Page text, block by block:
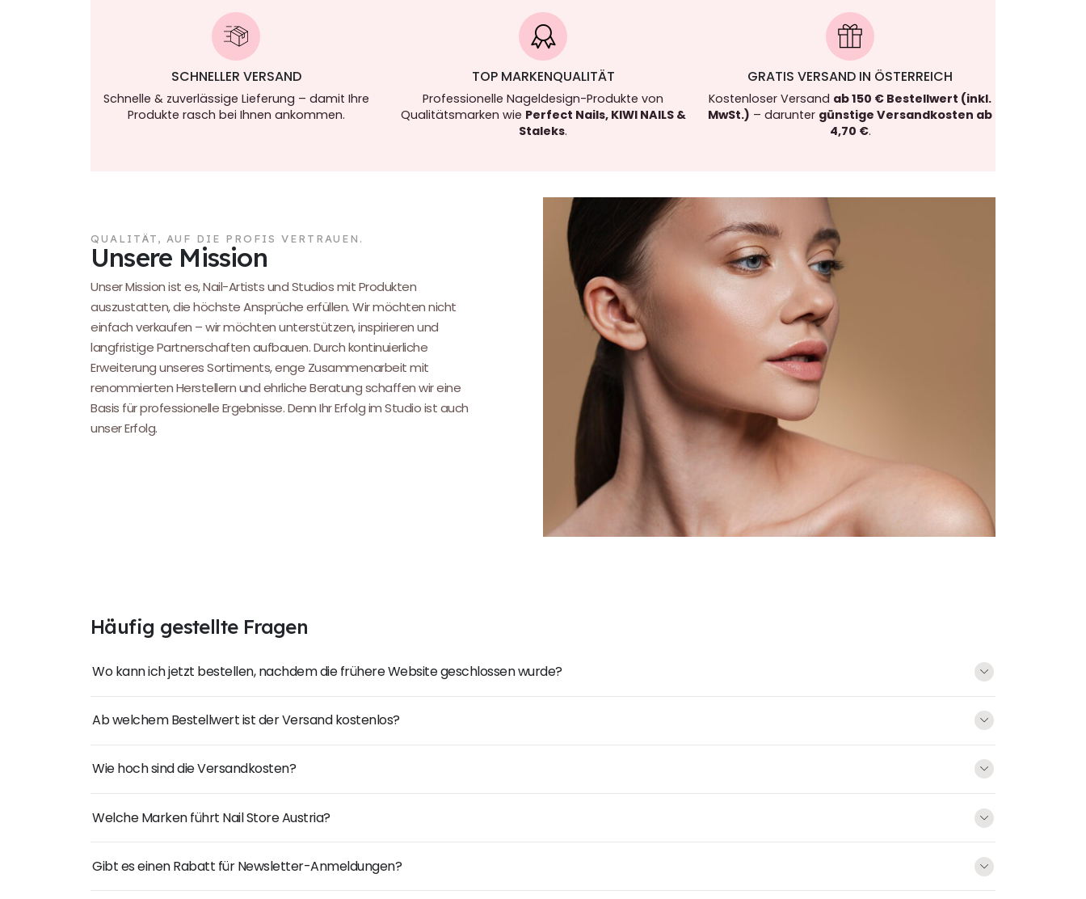
SCHNELLER VERSAND
Schnelle & zuverlässige Lieferung – damit Ihre
Produkte rasch bei Ihnen ankommen.
TOP MARKENQUALITÄT
Professionelle Nageldesign-Produkte von
Qualitätsmarken wie Perfect Nails, KIWI NAILS &
Staleks.
GRATIS VERSAND IN ÖSTERREICH
Kostenloser Versand ab 150 € Bestellwert (inkl.
MwSt.) – darunter günstige Versandkosten ab
4,70 €.
QUALITÄT, AUF DIE PROFIS VERTRAUEN.
Unsere Mission
Unser Mission ist es, Nail-Artists und Studios mit Produkten
auszustatten, die höchste Ansprüche erfüllen. Wir möchten nicht
einfach verkaufen – wir möchten unterstützen, inspirieren und
langfristige Partnerschaften aufbauen. Durch kontinuierliche
Erweiterung unseres Sortiments, enge Zusammenarbeit mit
renommierten Herstellern und ehrliche Beratung schaffen wir eine
Basis für professionelle Ergebnisse. Denn Ihr Erfolg im Studio ist auch
unser Erfolg.
Häufig gestellte Fragen
Wo kann ich jetzt bestellen, nachdem die frühere Website geschlossen wurde?
Ab welchem Bestellwert ist der Versand kostenlos?
Wie hoch sind die Versandkosten?
Welche Marken führt Nail Store Austria?
Gibt es einen Rabatt für Newsletter-Anmeldungen?